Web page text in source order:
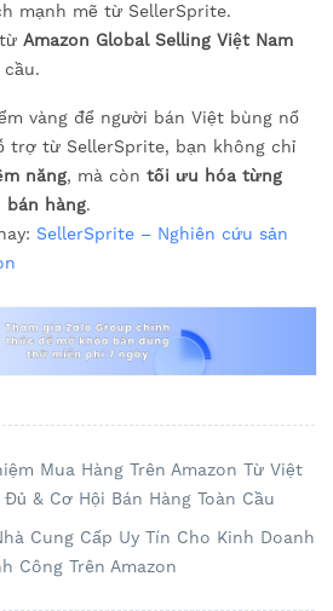
mạnh mẽ từ SellerSprite.
Amazon Global Selling Việt Nam
vàng để người bán Việt bùng nổ
trợ từ SellerSprite, bạn không chỉ
năng, mà còn tối ưu hóa từng
hàng.
SellerSprite – Nghiên cứu sản
Mua Hàng Trên Amazon Từ Việt
& Cơ Hội Bán Hàng Toàn Cầu
Cung Cấp Uy Tín Cho Kinh Doanh
Công Trên Amazon